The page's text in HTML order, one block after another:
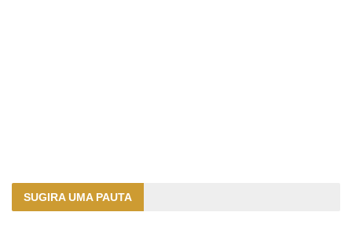
SUGIRA UMA PAUTA